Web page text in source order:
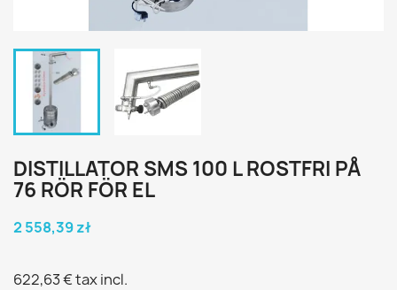
DISTILLATOR SMS 100 L ROSTFRI PÅ
76 RÖR FÖR EL
2 558,39 zł
622,63 €tax incl.